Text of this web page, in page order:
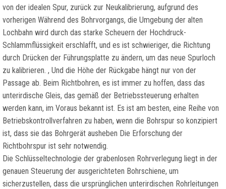
von der idealen Spur, zurück zur Neukalibrierung, aufgrund des
vorherigen Während des Bohrvorgangs, die Umgebung der alten
Lochbahn wird durch das starke Scheuern der Hochdruck-
Schlammflüssigkeit erschlafft, und es ist schwieriger, die Richtung
durch Drücken der Führungsplatte zu ändern, um das neue Spurloch
zu kalibrieren. , Und die Höhe der Rückgabe hängt nur von der
Passage ab. Beim Richtbohren, es ist immer zu hoffen, dass das
unterirdische Gleis, das gemäß der Betriebssteuerung erhalten
werden kann, im Voraus bekannt ist. Es ist am besten, eine Reihe von
Betriebskontrollverfahren zu haben, wenn die Bohrspur so konzipiert
ist, dass sie das Bohrgerät ausheben Die Erforschung der
Richtbohrspur ist sehr notwendig.
Die Schlüsseltechnologie der grabenlosen Rohrverlegung liegt in der
genauen Steuerung der ausgerichteten Bohrschiene, um
sicherzustellen, dass die ursprünglichen unterirdischen Rohrleitungen